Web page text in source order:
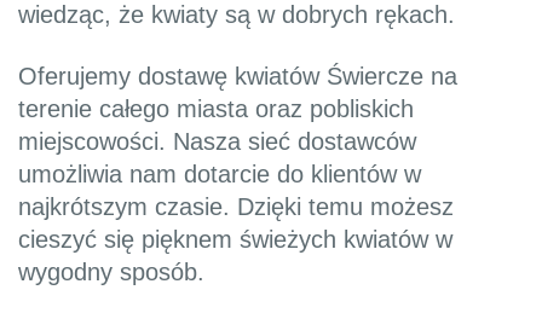
wiedząc, że kwiaty są w dobrych rękach.
Oferujemy dostawę kwiatów Świercze na
terenie całego miasta oraz pobliskich
miejscowości. Nasza sieć dostawców
umożliwia nam dotarcie do klientów w
najkrótszym czasie. Dzięki temu możesz
cieszyć się pięknem świeżych kwiatów w
wygodny sposób.